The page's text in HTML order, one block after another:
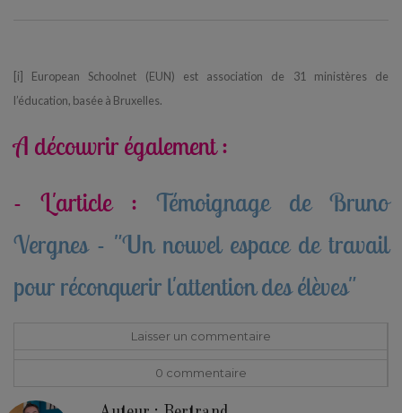
[i] European Schoolnet (EUN) est association de 31 ministères de
l’éducation, basée à Bruxelles.
A découvrir également :
- L'article :Témoignage de Bruno
Vergnes - "Un nouvel espace de travail
pour réconquerir l'attention des élèves"
Laisser un commentaire
0 commentaire